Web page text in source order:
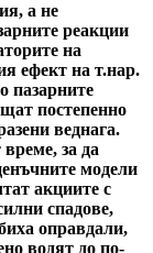
а не
реакции
на
ефект на т.нар.
пазарните
постепенно
веднага.
за да
модели
акциите с
спадове,
оправдали,
водят до по-